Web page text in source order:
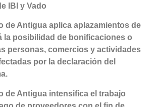
IBI y Vado
de Antigua aplica aplazamientos de
la posibilidad de bonificaciones o
personas, comercios y actividades
por la declaración del
de Antigua intensifica el trabajo